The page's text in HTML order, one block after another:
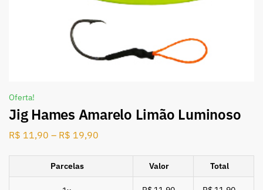
Oferta!
Jig Hames Amarelo Limão Luminoso
R$ 11,90 – R$ 19,90
Parcelas Valor Total